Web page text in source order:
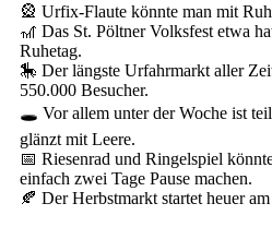
🎡 Urfix-Flaute könnte man mit
🎢 Das St. Pöltner Volksfest etwa
Ruhetag.
🎠 Der längste Urfahrmarkt aller
550.000 Besucher.
🕳️ Vor allem unter der Woche ist
glänzt mit Leere.
📅 Riesenrad und Ringelspiel
einfach zwei Tage Pause machen.
🍂 Der Herbstmarkt startet heuer